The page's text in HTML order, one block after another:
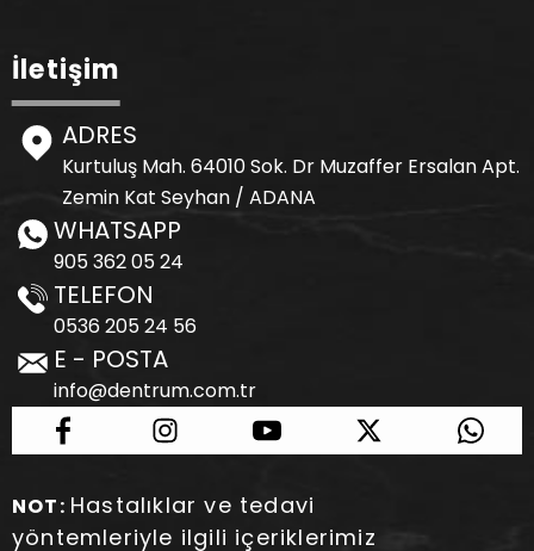
İletişim
ADRES
Kurtuluş Mah. 64010 Sok. Dr Muzaffer Ersalan Apt.
Zemin Kat Seyhan / ADANA
WHATSAPP
905 362 05 24
TELEFON
0536 205 24 56
E - POSTA
info@dentrum.com.tr
NOT: Hastalıklar ve tedavi
yöntemleriyle ilgili içeriklerimiz